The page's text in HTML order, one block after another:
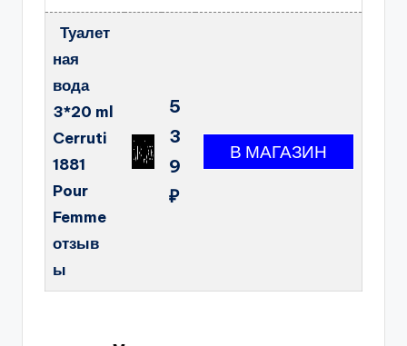
Туалет
ная
вода
3*20 ml
Cerruti
1881
Pour
Femme
отзыв
ы
5
3
9
₽